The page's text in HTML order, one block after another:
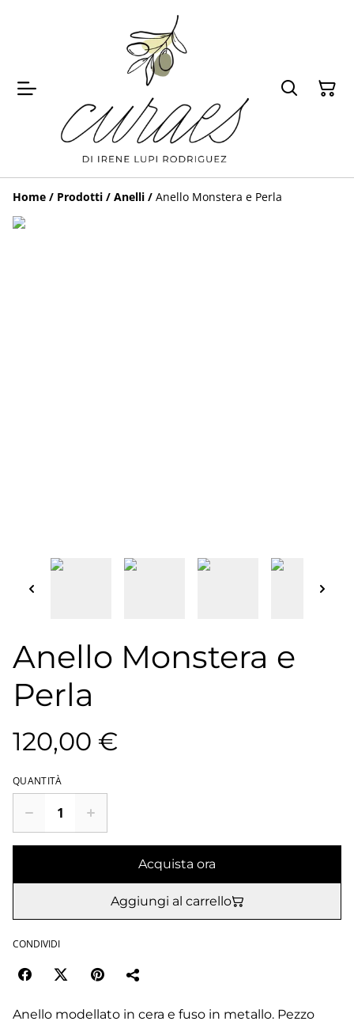
Home / Prodotti / Anelli / Anello Monstera e Perla
Anello Monstera e
Perla
120,00 €
QUANTITÀ
Acquista ora
Aggiungi al carrello
CONDIVIDI
Anello modellato in cera e fuso in metallo. Pezzo